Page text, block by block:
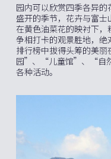
园内可以欣赏四季各异
盛开的季节，花卉与富士
在黄色油菜花的映衬下
争相打卡的观景胜地，
排行榜中拔得头筹的美
园”、“儿童馆”、“自
各种活动。